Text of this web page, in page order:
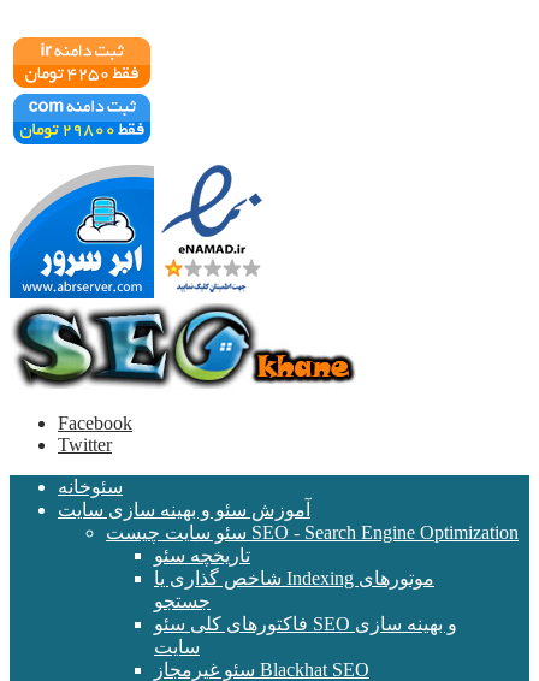
Facebook
Twitter
سئوخانه
آموزش سئو و بهینه سازی سایت
سئو سایت چیست SEO - Search Engine Optimization
تاریخچه سئو
شاخص گذاری یا Indexing موتورهای
جستجو
فاکتورهای کلی سئو SEO و بهینه سازی
سایت
سئو غیرمجاز Blackhat SEO